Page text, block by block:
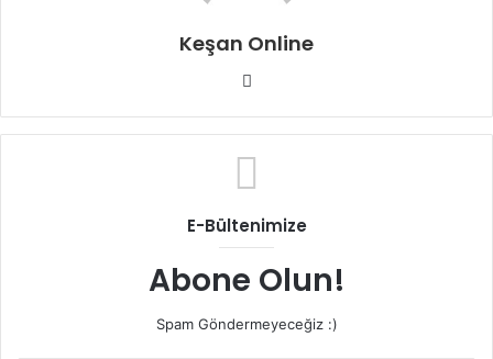
Keşan Online
Web
E-Bültenimize
Abone Olun!
Spam Göndermeyeceğiz :)